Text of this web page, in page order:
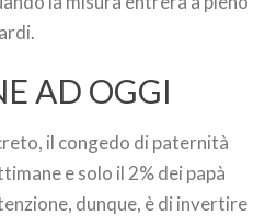
AD OGGI
il congedo di paternità
e solo il 2% dei papà
dunque, è di invertire